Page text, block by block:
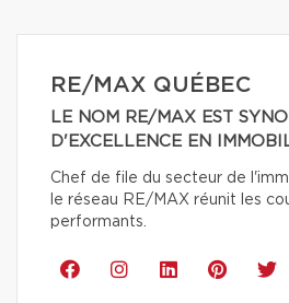
RE/MAX QUÉBEC
LE NOM RE/MAX EST
D'EXCELLENCE EN
Chef de file du secteur de
le réseau RE/MAX réunit les
performants.